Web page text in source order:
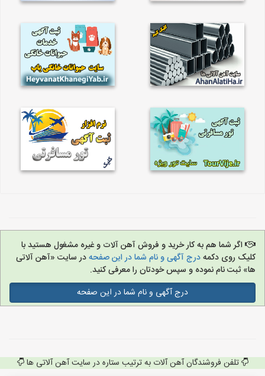
اگر شما هم به کار خرید و فروش آهن آلات و غیره مشغول هستید با
کلیک روی دکمهدرج آگهی و نام شما در این صفحهدر سایت «آهن آلاتی
ها» ثبت نام نموده و سپس خودتان را معرفی کنید.
درج آگهی و نام شما در این صفحه
تلفن فروشندگان آهن آلات به ترتیب ستاره در سایت آهن آلاتی ها